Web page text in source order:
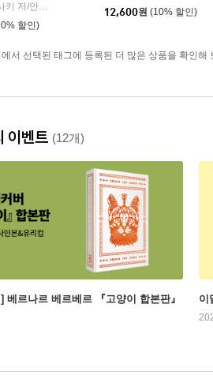
로버트 기요사키 저/안진환 역
할인)
12,600원 (10% 할인)
서 선택된 태그에 등록된 더 많은 상품을 확인해
이벤트 (12개)
베르나르 베르베르 『고양이 합본판』 이